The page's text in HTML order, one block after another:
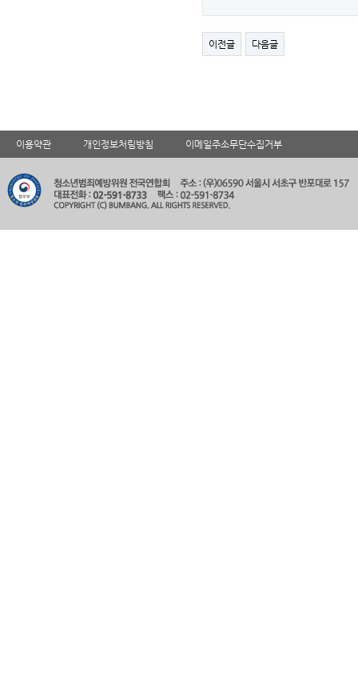
이전글 다음글
이용약관 개인정보처림방침 이메일주소무단수집거부